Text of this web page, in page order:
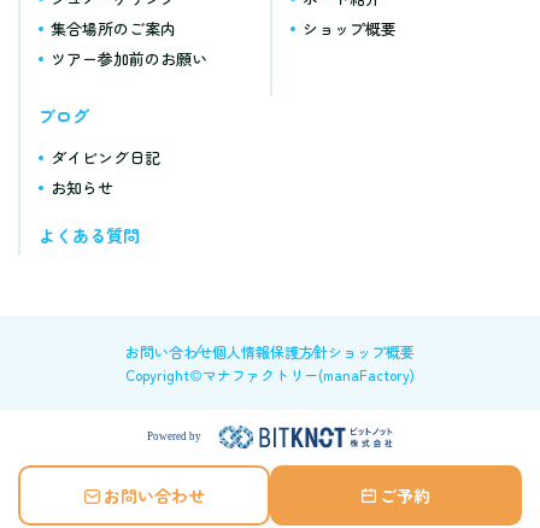
お問い合わせ ご予約
集合場所のご案内
ツアー参加前のお願い
ショップ概要
ブログ
ダイビング日記
お知らせ
よくある質問
お問い合わせ個人情報保護方針ショップ概要
Copyright©マナファクトリー(manaFactory)